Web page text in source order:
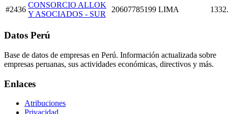
#2436
CONSORCIO ALLOK
Y ASOCIADOS - SUR
20607785199 LIMA
Datos Perú
Base de datos de empresas en Perú. Información actualizada sobre
empresas peruanas, sus actividades económicas, directivos y más.
Enlaces
Atribuciones